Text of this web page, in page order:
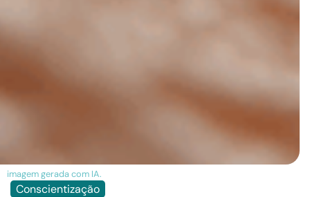
imagem gerada com IA.
Conscientização